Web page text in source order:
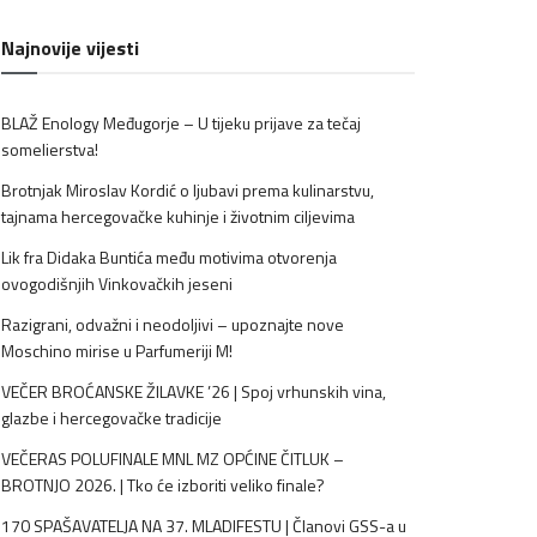
Najnovije vijesti
BLAŽ Enology Međugorje – U tijeku prijave za tečaj
somelierstva!
Brotnjak Miroslav Kordić o ljubavi prema kulinarstvu,
tajnama hercegovačke kuhinje i životnim ciljevima
Lik fra Didaka Buntića među motivima otvorenja
ovogodišnjih Vinkovačkih jeseni
Razigrani, odvažni i neodoljivi – upoznajte nove
Moschino mirise u Parfumeriji M!
VEČER BROĆANSKE ŽILAVKE ’26 | Spoj vrhunskih vina,
glazbe i hercegovačke tradicije
VEČERAS POLUFINALE MNL MZ OPĆINE ČITLUK –
BROTNJO 2026. | Tko će izboriti veliko finale?
170 SPAŠAVATELJA NA 37. MLADIFESTU | Članovi GSS-a u